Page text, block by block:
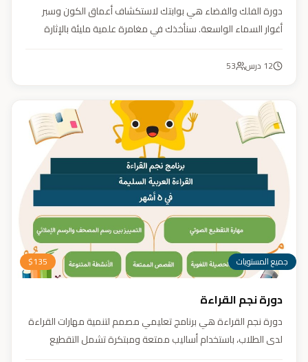
دورة الفلك والفضاء هي بوابتك لاستكشاف أعماق الكون وسبر
أغوار السماء الواسعة. سنأخذك في مغامرة علمية مليئة بالإثارة
عقلك وتثري خيالك، لتمنحك رؤية جديدة للكون وتفتح لك آفاقاً لا
12 درس 53
جميع المستويات $135
دورة نجم القراءة
دورة نجم القراءة هي برنامج تعليمي مصمم لتنمية مهارات القراءة
لدى الطلاب، باستخدام أساليب ممتعة ومبتكرة تشمل التقطيع